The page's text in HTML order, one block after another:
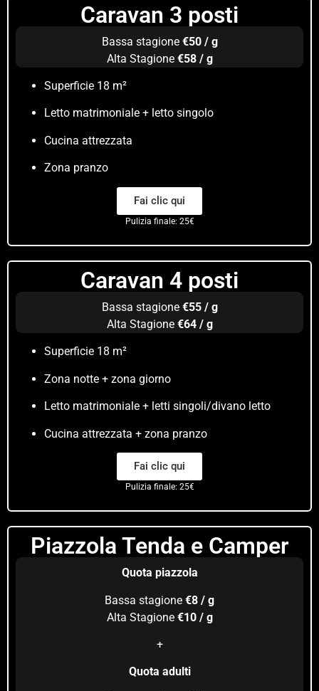
Caravan 3 posti
Bassa stagione €50 / g
Alta Stagione €58 / g
Superficie 18 m²
Letto matrimoniale + letto singolo
Cucina attrezzata
Zona pranzo
Fai clic qui
Pulizia finale: 25€
Caravan 4 posti
Bassa stagione €55 / g
Alta Stagione €64 / g
Superficie 18 m²
Zona notte + zona giorno
Letto matrimoniale + letti singoli/divano letto
Cucina attrezzata + zona pranzo
Fai clic qui
Pulizia finale: 25€
Piazzola Tenda e Camper
Quota piazzola
Bassa stagione €8 / g
Alta Stagione €10 / g
+
Quota adulti